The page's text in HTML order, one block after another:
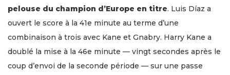
pelouse du champion d’Europe en titre. Luis Díaz a
ouvert le score à la 41e minute au terme d’une
combinaison à trois avec Kane et Gnabry. Harry Kane a
doublé la mise à la 46e minute — vingt secondes après le
coup d’envoi de la seconde période — sur une passe